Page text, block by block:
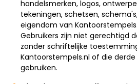
handelsmerken, logos,
tekeningen, schetsen,
eigendom van
Gebruikers zijn niet gerechtigd
zonder schriftelijke
Kantoorstempels.nl of die
gebruiken.